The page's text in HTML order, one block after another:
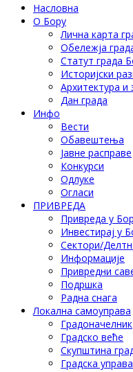
Насловна
О Бору
Лична карта
Обележја
Статут града
Историјски
Архитектура и
Дан града
Инфо
Вести
Обавештења
Јавне расправе
Конкурси
Одлуке
Огласи
ПРИВРЕДА
Привреда у
Инвестирај у
Сектори/
Информације
Привредни
Подршка
Радна снага
Локална самоуправа
Градоначелник
Градско веће
Скупштина
Градска управа